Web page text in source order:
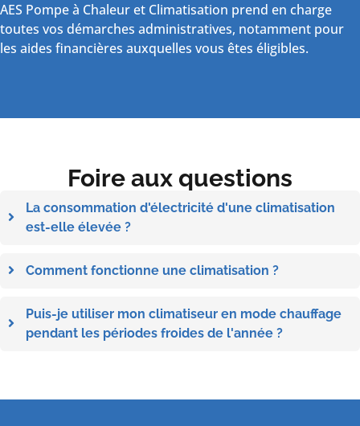
AES Pompe à Chaleur et Climatisation prend en charge
toutes vos démarches administratives, notamment pour
les aides financières auxquelles vous êtes éligibles.
Foire aux questions
La consommation d'électricité d'une climatisation
est-elle élevée ?
Comment fonctionne une climatisation ?
Puis-je utiliser mon climatiseur en mode chauffage
pendant les périodes froides de l'année ?